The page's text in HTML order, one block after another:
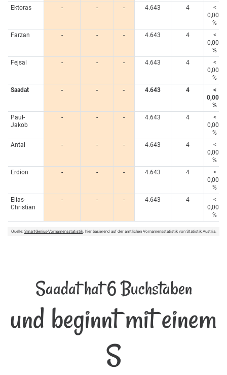
Ektoras
- - - 4.643 4
<
0,005
%
Farzan
- - - 4.643 4
<
0,005
%
Fejsal
- - - 4.643 4
<
0,005
%
Saadat
- - - 4.643 4
<
0,005
%
Paul-
Jakob
- - - 4.643 4
<
0,005
%
Antal
- - - 4.643 4
<
0,005
%
Erdion
- - - 4.643 4
<
0,005
%
Elias-
Christian
- - - 4.643 4
<
0,005
%
Quelle: SmartGenius-Vornamensstatistik, hier basierend auf der amtlichen Vornamensstatistik von Statistik Austria.
Saadat hat 6 Buchstaben
und beginnt mit einem
S